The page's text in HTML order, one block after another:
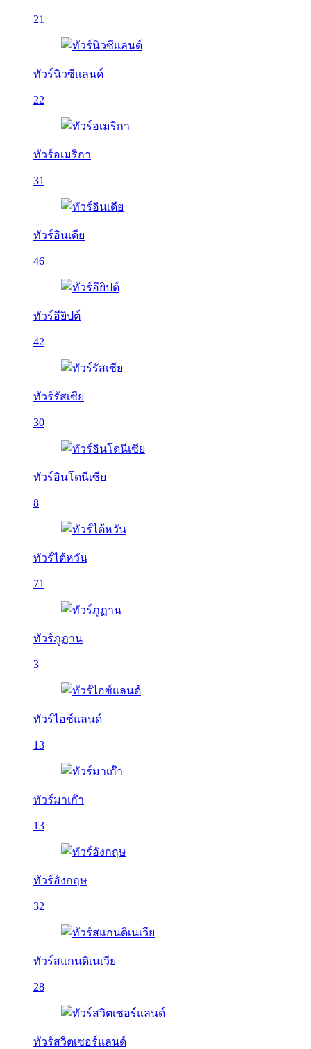
21
ทัวร์นิวซีแลนด์
22
ทัวร์อเมริกา
31
ทัวร์อินเดีย
46
ทัวร์อียิปต์
42
ทัวร์รัสเซีย
30
ทัวร์อินโดนีเซีย
8
ทัวร์ไต้หวัน
71
ทัวร์ภูฏาน
3
ทัวร์ไอซ์แลนด์
13
ทัวร์มาเก๊า
13
ทัวร์อังกฤษ
32
ทัวร์สแกนดิเนเวีย
28
ทัวร์สวิตเซอร์แลนด์